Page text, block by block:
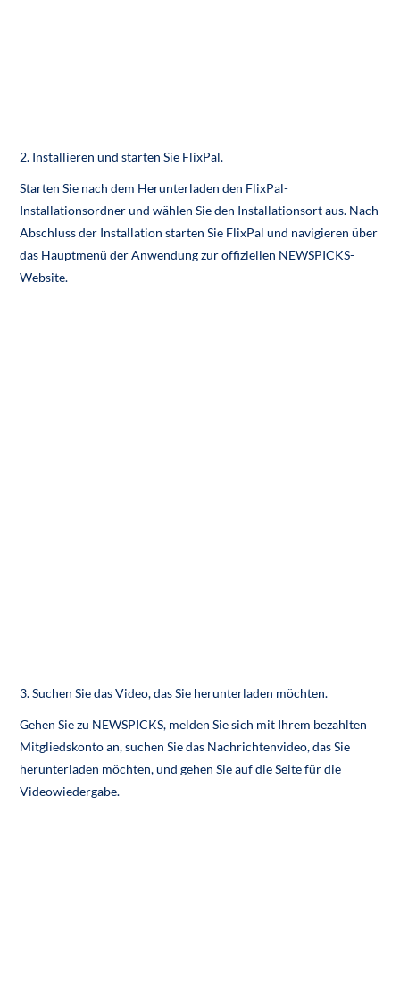
2. Installieren und starten Sie FlixPal.
Starten Sie nach dem Herunterladen den FlixPal-
Installationsordner und wählen Sie den Installationsort aus. Nach
Abschluss der Installation starten Sie FlixPal und navigieren über
das Hauptmenü der Anwendung zur offiziellen NEWSPICKS-
Website.
3. Suchen Sie das Video, das Sie herunterladen möchten.
Gehen Sie zu NEWSPICKS, melden Sie sich mit Ihrem bezahlten
Mitgliedskonto an, suchen Sie das Nachrichtenvideo, das Sie
herunterladen möchten, und gehen Sie auf die Seite für die
Videowiedergabe.